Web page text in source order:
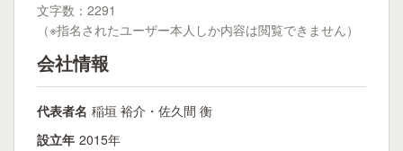
文字数：2291
（※指名されたユーザー本人しか内容は閲覧できません）
会社情報
代表者名 稲垣 裕介・佐久間 衡
設立年 2015年